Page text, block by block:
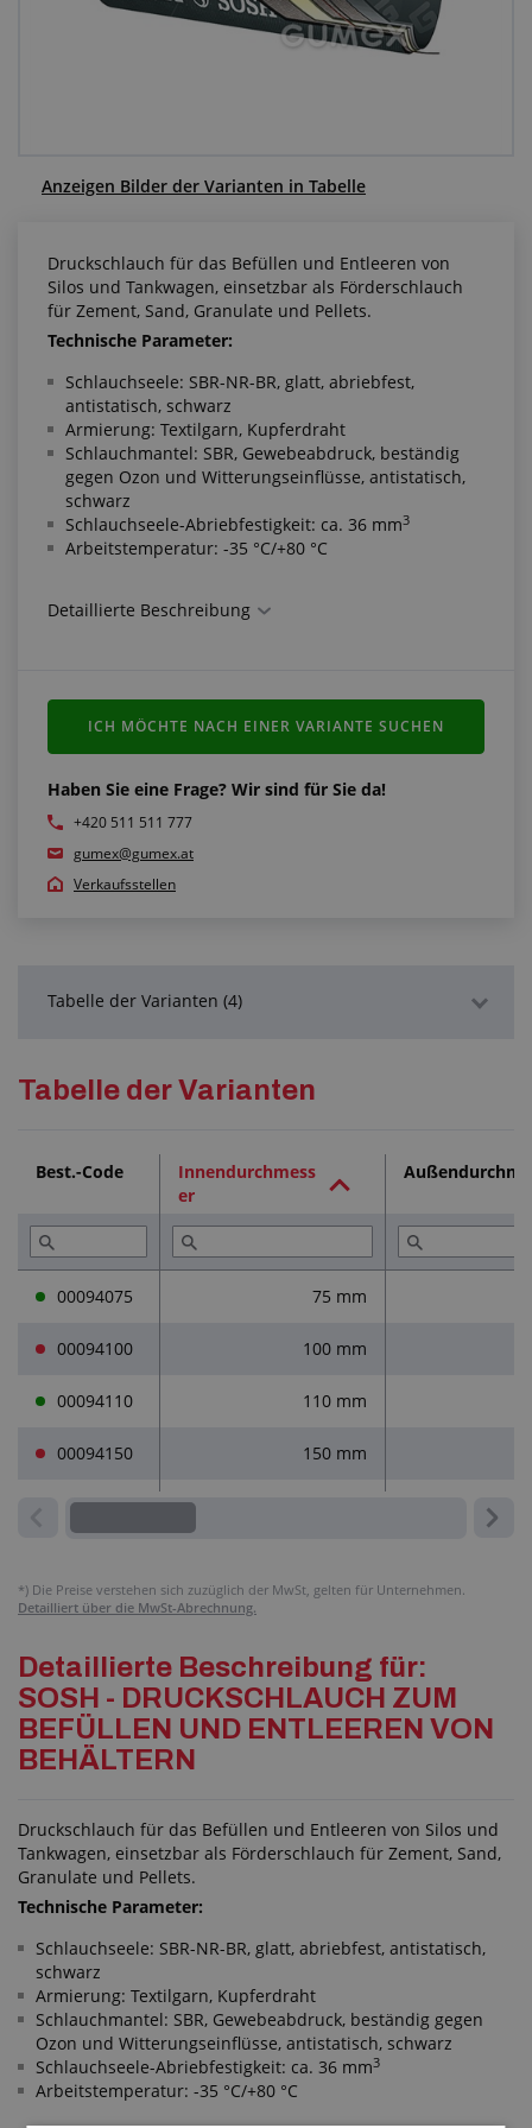
Anfragezentrum
Anzeigen Bilder der Varianten in Tabelle
Druckschlauch für das Befüllen und Entleeren von
Silos und Tankwagen, einsetzbar als Förderschlauch
für Zement, Sand, Granulate und Pellets.
Technische Parameter:
Schlauchseele: SBR-NR-BR, glatt, abriebfest,
antistatisch, schwarz
Armierung: Textilgarn, Kupferdraht
Schlauchmantel: SBR, Gewebeabdruck, beständig
gegen Ozon und Witterungseinflüsse, antistatisch,
schwarz
Schlauchseele-Abriebfestigkeit: ca. 36 mm3
Arbeitstemperatur: -35 °C/+80 °C
Erfüllt die Normen:
Detaillierte Beschreibung
Haben Sie eine Frage? Wir sind für Sie da!
+420 511 511 777
gumex@gumex.at
Verkaufsstellen
ICH MÖCHTE NACH EINER VARIANTE SUCHEN
Tabelle der Varianten (4)
Lesen Sie (1)
Tabelle der Varianten
Best.-Code
Innendurchmess
er
00094075 75 mm
00094100 100 mm
00094110 110 mm
00094150 150 mm
*) Die Preise verstehen sich zuzüglich der MwSt, gelten für Unternehmen.
Detailliert über die MwSt-Abrechnung.
Detaillierte Beschreibung für:
SOSH - DRUCKSCHLAUCH ZUM
BEFÜLLEN UND ENTLEEREN VON
BEHÄLTERN
Druckschlauch für das Befüllen und Entleeren von Silos und
Tankwagen, einsetzbar als Förderschlauch für Zement, Sand,
Granulate und Pellets.
Technische Parameter:
Schlauchseele: SBR-NR-BR, glatt, abriebfest, antistatisch,
schwarz
Armierung: Textilgarn, Kupferdraht
Schlauchmantel: SBR, Gewebeabdruck, beständig gegen
Ozon und Witterungseinflüsse, antistatisch, schwarz
Schlauchseele-Abriebfestigkeit: ca. 36 mm3
Arbeitstemperatur: -35 °C/+80 °C